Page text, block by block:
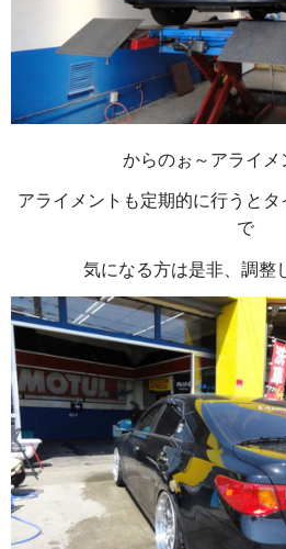
からのぉ～アライメ
アライメントも定期的に行うと
で
気になる方は是非、調整